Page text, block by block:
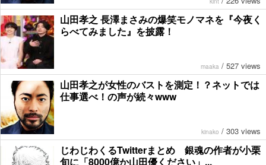
山田孝之 長澤まさみの爆笑モノマネを『今夜く
らべてみました』を披露！
maaka / 527 views
山田孝之が女性のバストを測定！？ネットでは
仕事選べ！の声が続々www
kinako / 303 views
じわじわくるTwitterまとめ 銀魂の作者が小栗
旬に「8000億か山田優ください」...